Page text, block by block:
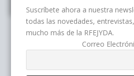
Suscríbete ahora a nuestra
todas las novedades,
mucho más de la RFEJYDA.
Correo